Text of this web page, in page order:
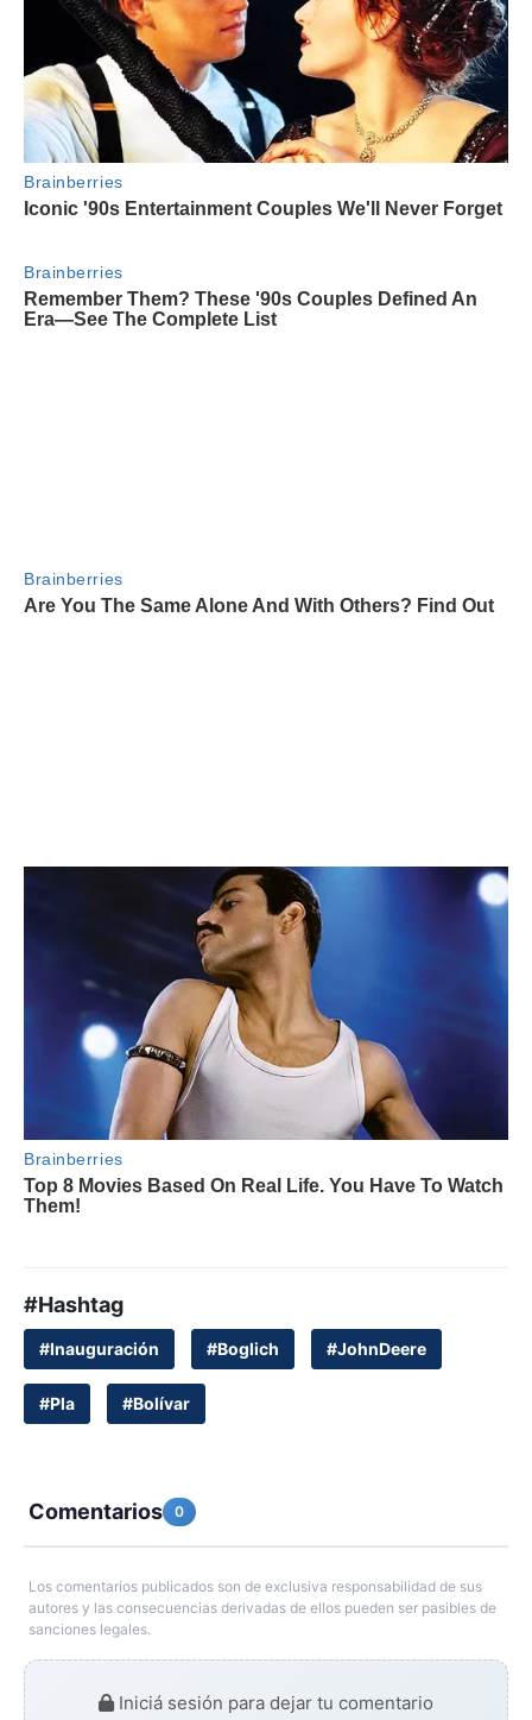
#Hashtag
#Inauguración #Boglich #JohnDeere
#Pla #Bolívar
Comentarios 0
Los comentarios publicados son de exclusiva responsabilidad de sus
autores y las consecuencias derivadas de ellos pueden ser pasibles de
sanciones legales.
Iniciá sesión para dejar tu comentario